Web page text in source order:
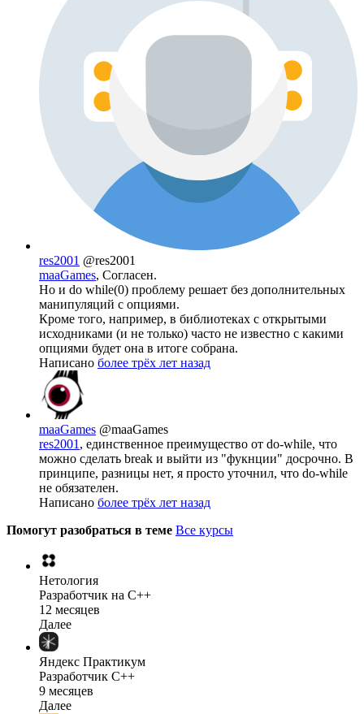
res2001 @res2001
maaGames, Согласен.
Но и do while(0) проблему решает без дополнительных
манипуляций с опциями.
Кроме того, например, в библиотеках с открытыми
исходниками (и не только) часто не известно с какими
опциями будет она в итоге собрана.
Написано более трёх лет назад
maaGames @maaGames
res2001 , единственное преимущество от do-while, что
можно сделать break и выйти из "фукнции" досрочно. В
принципе, разницы нет, я просто уточнил, что do-while
не обязателен.
Написано более трёх лет назад
Помогут разобраться в теме Все курсы
Нетология
Разработчик на C++
12 месяцев
Далее
Яндекс Практикум
Разработчик C++
9 месяцев
Далее